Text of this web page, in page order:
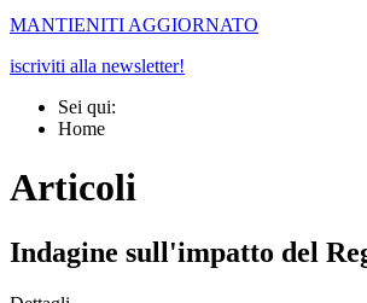
MANTIENITI AGGIORNATO
iscriviti alla newsletter!
Sei qui:
Home
Articoli
Indagine sull'impatto del